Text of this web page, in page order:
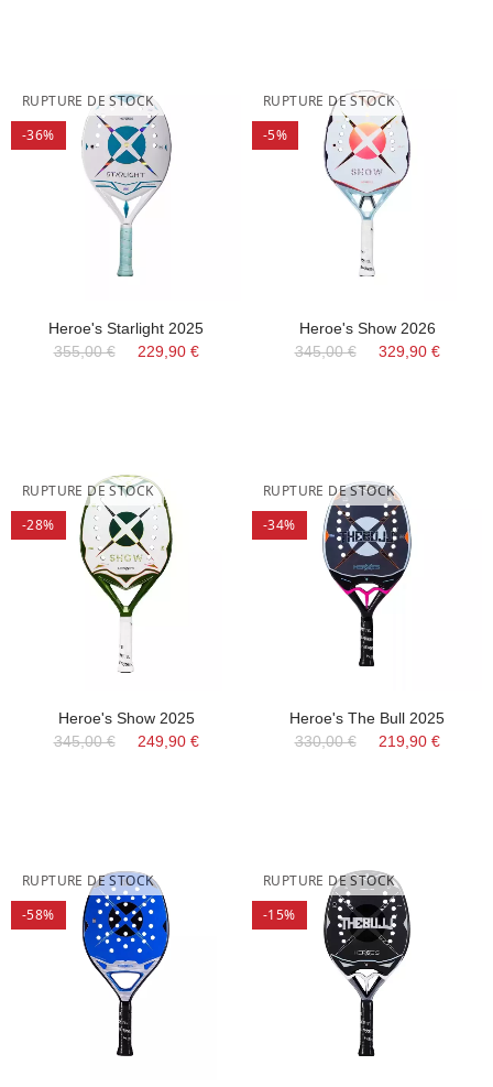
RUPTURE DE STOCK
-36%
Heroe's Starlight 2025
355,00 €
229,90 €
RUPTURE DE STOCK
-5%
Heroe's Show 2026
345,00 €
329,90 €
RUPTURE DE STOCK
-28%
Heroe's Show 2025
345,00 €
249,90 €
RUPTURE DE STOCK
-34%
Heroe's The Bull 2025
330,00 €
219,90 €
RUPTURE DE STOCK
-58%
RUPTURE DE STOCK
-15%